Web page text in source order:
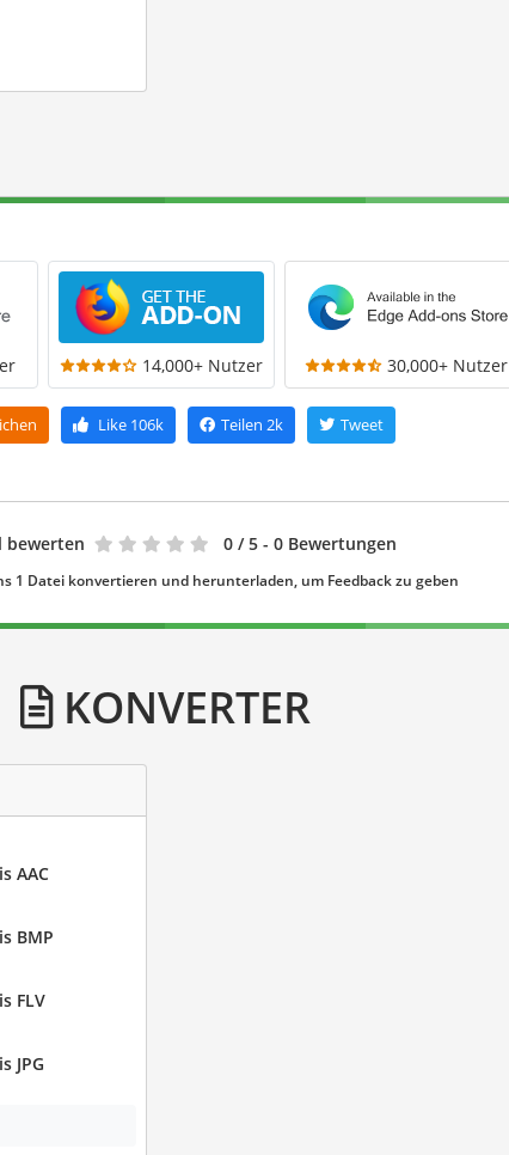
14,000+ Nutzer 30,000+ Nutzer
Like106k Teilen 2k Tweet
bewerten 0 / 5 - 0 Bewertungen
1 Datei konvertieren und herunterladen, um Feedback zu geben
KONVERTER
AAC
BMP
FLV
JPG